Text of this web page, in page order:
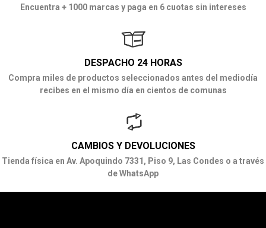
Encuentra + 1000 marcas y paga en 6 cuotas sin intereses
DESPACHO 24 HORAS
Compra miles de productos seleccionados antes del mediodía
recibes en el mismo día en cientos de comunas
CAMBIOS Y DEVOLUCIONES
Tienda física en Av. Apoquindo 7331, Piso 9, Las Condes o a través
de WhatsApp